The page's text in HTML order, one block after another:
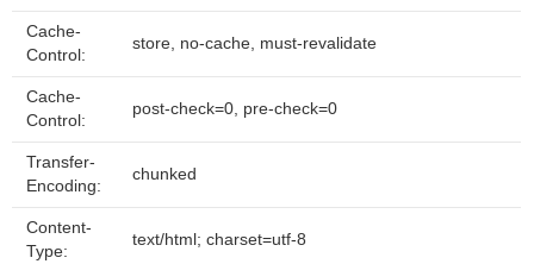
Cache-
Control:
store, no-cache, must-revalidate
Cache-
Control:
post-check=0, pre-check=0
Transfer-
Encoding:
chunked
Content-
Type:
text/html; charset=utf-8